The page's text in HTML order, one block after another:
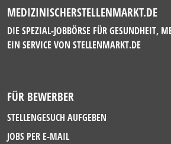
MEDIZINISCHERSTELLENMARKT.DE
DIE SPEZIAL-JOBBÖRSE FÜR GESUNDHEIT,
EIN SERVICE VON STELLENMARKT.DE
FÜR BEWERBER
STELLENGESUCH AUFGEBEN
JOBS PER E-MAIL